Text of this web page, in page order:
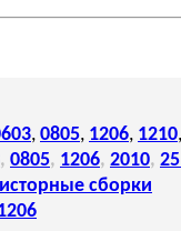
, 0805, 1206, 1210,
, 0805, 1206, 2010,
сборки